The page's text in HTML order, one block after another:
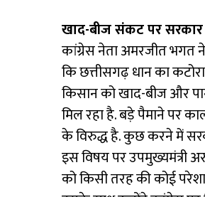
खाद-बीज संकट पर
कांग्रेस नेता अमरजीत
कि छत्तीसगढ़ धान का
किसान को खाद-बीज और
मिल रहा है. बड़े पैमाने पर
के विरुद्ध है. कुछ करने में
इस विषय पर उपमुख्यमंत्री
को किसी तरह की कोई